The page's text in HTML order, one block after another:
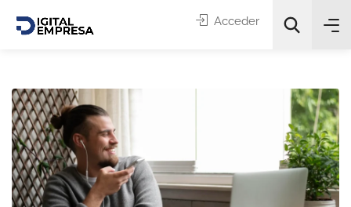
Categorías
Acceder